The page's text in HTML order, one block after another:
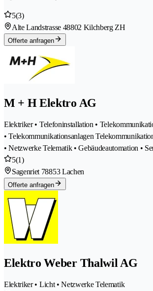
5(3)
Alte Landstrasse 48802 Kilchberg ZH
Offerte anfragen
M + H Elektro AG
Elektriker • Telefoninstallation •
• Telekommunikationsanlagen
• Netzwerke Telematik • Gebäudeautomation •
5(1)
Sagenriet 78853 Lachen
Offerte anfragen
Elektro Weber Thalwil AG
Elektriker • Licht • Netzwerke Telematik